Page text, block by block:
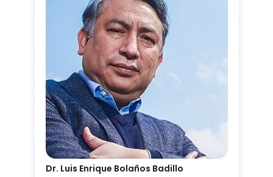
Dr. Luis Enrique Bolaños Badillo